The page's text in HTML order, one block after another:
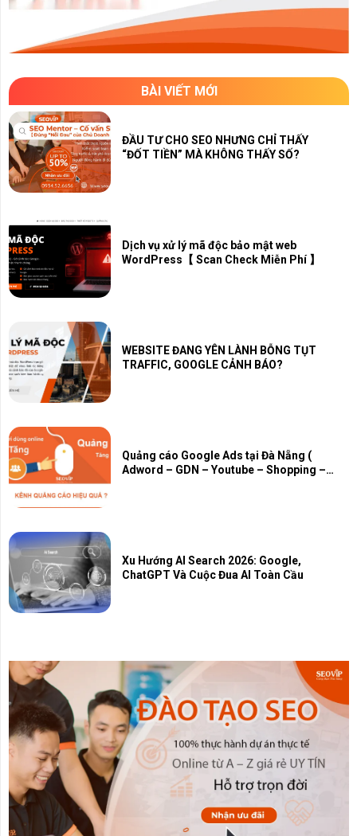
BÀI VIẾT MỚI
ĐẦU TƯ CHO SEO NHƯNG CHỈ THẤY
“ĐỐT TIỀN” MÀ KHÔNG THẤY SỐ?
Dịch vụ xử lý mã độc bảo mật web
WordPress【 Scan Check Miễn Phí 】
WEBSITE ĐANG YÊN LÀNH BỖNG TỤT
TRAFFIC, GOOGLE CẢNH BÁO?
Quảng cáo Google Ads tại Đà Nẵng (
Adword – GDN – Youtube – Shopping –
Xu Hướng AI Search 2026: Google,
ChatGPT Và Cuộc Đua AI Toàn Cầu